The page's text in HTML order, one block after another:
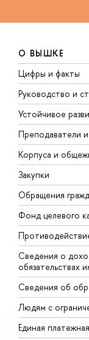
О ВЫШКЕ
Цифры и факты
Руководство и
Устойчивое
Преподаватели
Корпуса и
Закупки
Обращения
Фонд целевого
Сведения о
обязательствах
Сведения об
Людям с
Единая